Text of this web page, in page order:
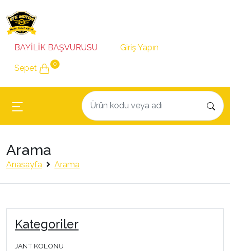
BAYİLİK BAŞVURUSU Giriş Yapın
Sepet 0
Arama
Anasayfa Arama
Kategoriler
JANT KOLONU